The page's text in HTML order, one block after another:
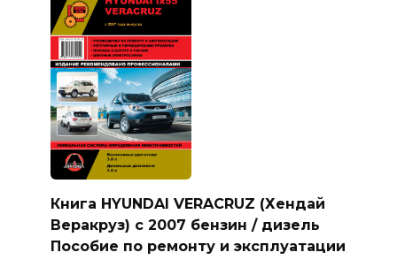
Книга HYUNDAI VERACRUZ (Хендай
Веракруз) с 2007 бензин / дизель
Пособие по ремонту и эксплуатации